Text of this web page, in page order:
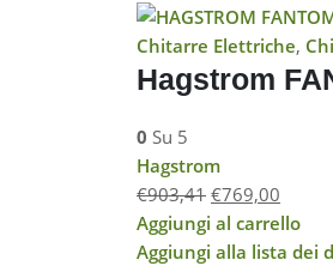
Chitarre Elettriche,
Hagstrom
0 Su 5
Hagstrom
€903,41 €769,00
Aggiungi al carrello
Aggiungi alla lista dei